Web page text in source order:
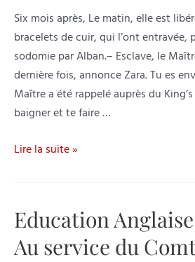
Six mois après, Le matin, elle est
bracelets de cuir, qui l’ont entravée,
sodomie par Alban.– Esclave, le
dernière fois, annonce Zara. Tu es
Maître a été rappelé auprès du
baigner et te faire …
Education
:
Au
Lire la suite »
Education
Au service du